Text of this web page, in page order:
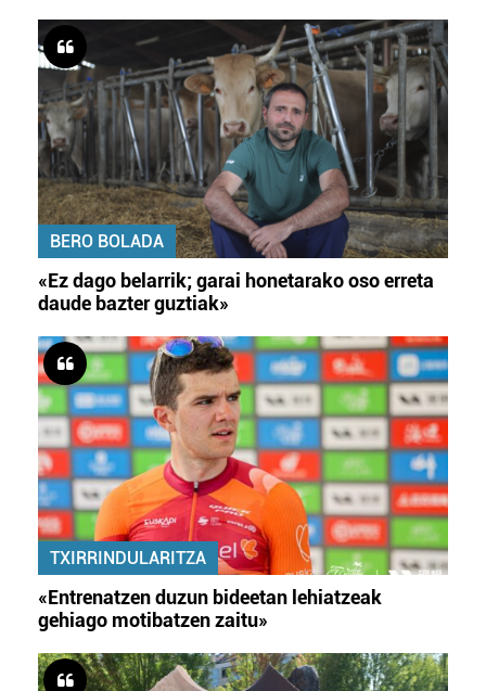
BERO BOLADA
«Ez dago belarrik; garai honetarako oso erreta
daude bazter guztiak»
TXIRRINDULARITZA
«Entrenatzen duzun bideetan lehiatzeak
gehiago motibatzen zaitu»